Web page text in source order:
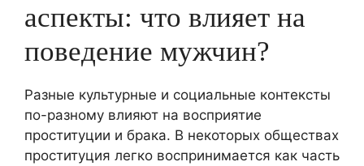
аспекты: что влияет на
поведение мужчин?
Разные культурные и социальные контексты
по-разному влияют на восприятие
проституции и брака. В некоторых обществах
проституция легко воспринимается как часть